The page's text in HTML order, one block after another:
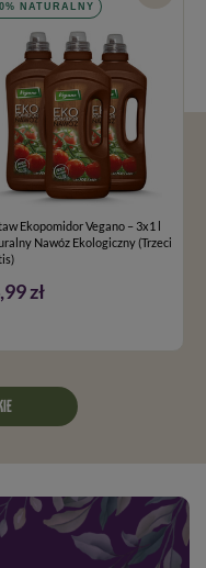
NATURALNY
Ekopomidor Vegano – 3x1 l
Nawóz Ekologiczny (Trzeci
zł